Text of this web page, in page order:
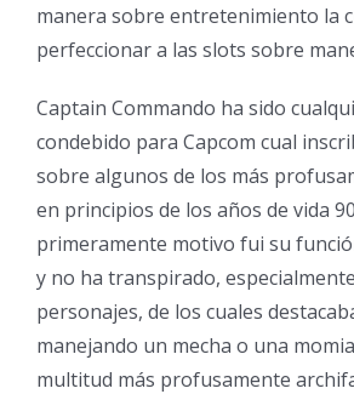
manera sobre entretenimiento la
perfeccionar a las slots sobre
Captain Commando ha sido
condebido para Capcom cual
sobre algunos de los más
en principios de los años de vida
primeramente motivo fui su
y no ha transpirado,
personajes, de los cuales
manejando un mecha o una
multitud más profusamente